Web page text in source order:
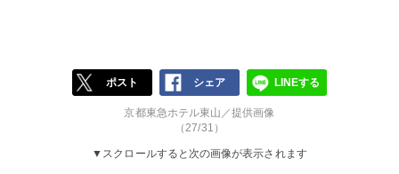
ポスト シェア LINEする
京都東急ホテル東山／提供画像
（27/31）
▼スクロールすると次の画像が表示されます